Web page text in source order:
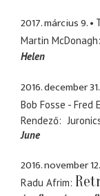
2017. március 9.
Martin McDonagh
Helen
2016. december 31.
Bob Fosse - Fred
Rendező
June
2016. november 12.
Radu Afrim